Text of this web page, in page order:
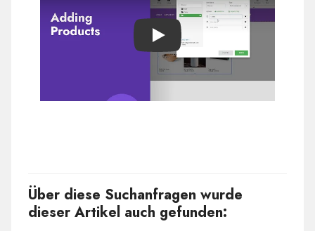
Play
Über diese Suchanfragen wurde
dieser Artikel auch gefunden: